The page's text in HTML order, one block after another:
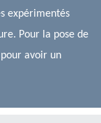
expérimentés
Pour la pose de
avoir un